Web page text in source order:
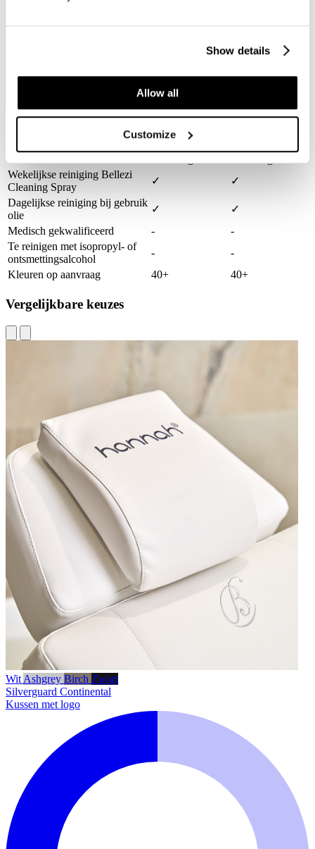
Show details
Allow all
Customize
Continental Skai® Toronto
Silverguard
Comfort & uitstraling
Wekelijkse reiniging Bellezi
Cleaning Spray
✓
✓
Dagelijkse reiniging bij gebruik
olie
✓
✓
Medisch gekwalificeerd
-
-
Te reinigen met isopropyl- of
ontsmettingsalcohol
-
-
Kleuren op aanvraag
40+ 40+
Vergelijkbare keuzes
Wit Ashgrey Birch Zwart
Silverguard Continental
Kussen met logo